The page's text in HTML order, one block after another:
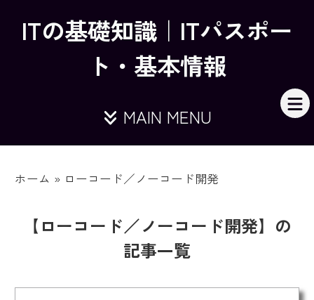
ITの基礎知識｜ITパスポー
ト・基本情報
MAIN MENU
ホーム »ローコード／ノーコード開発
【ローコード／ノーコード開発】の
記事一覧